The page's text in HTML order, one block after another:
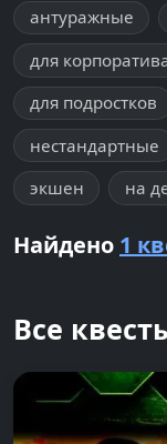
антуражные
для
для подростков
нестандартные
экшен
на
Найдено 1
Все